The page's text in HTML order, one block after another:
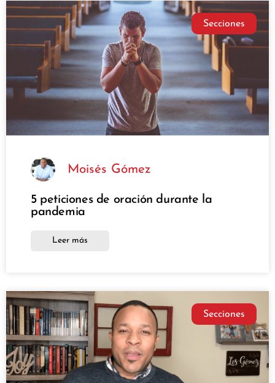
Secciones
Moisés Gómez
5 peticiones de oración durante la
pandemia
Leer más
Secciones